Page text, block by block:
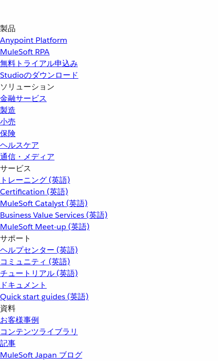
製品
Anypoint Platform
MuleSoft RPA
無料トライアル申込み
Studioのダウンロード
ソリューション
金融サービス
製造
小売
保険
ヘルスケア
通信・メディア
サービス
トレーニング (英語)
Certification (英語)
MuleSoft Catalyst (英語)
Business Value Services (英語)
MuleSoft Meet-up (英語)
サポート
ヘルプセンター (英語)
コミュニティ (英語)
チュートリアル (英語)
ドキュメント
Quick start guides (英語)
資料
お客様事例
コンテンツライブラリ
記事
MuleSoft Japan ブログ